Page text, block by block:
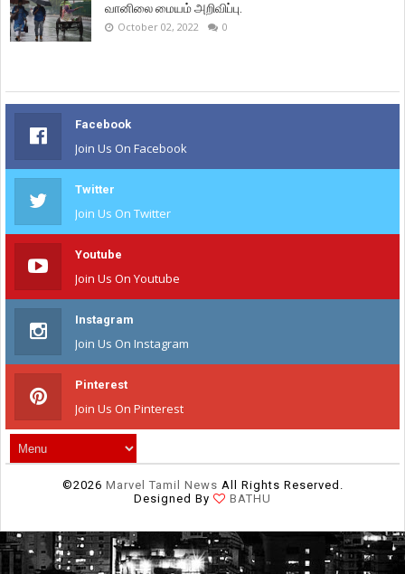
வானிலை மையம் அறிவிப்பு.
October 02, 2022 0
Facebook
Join Us On Facebook
Twitter
Join Us On Twitter
Youtube
Join Us On Youtube
Instagram
Join Us On Instagram
Pinterest
Join Us On Pinterest
©2026 Marvel Tamil News All Rights Reserved.
Designed By
BATHU